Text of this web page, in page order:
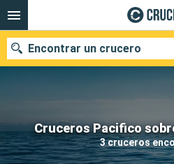
Cruceros Pacifico
3 cruceros
Encontrar un crucero
Nuestros destinos
Fecha de salida